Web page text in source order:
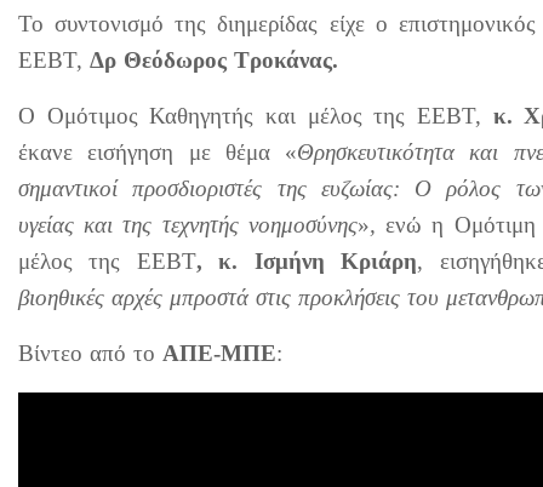
Το συντονισμό της διημερίδας είχε ο
ΕΕΒΤ, Δρ Θεόδωρος Τροκάνας.
Ο Ομότιμος Καθηγητής και μέλος της ΕΕΒΤ, κ.
έκανε εισήγηση με θέμα «Θρησκευτικότητα και
σημαντικοί προσδιοριστές της ευζωίας: Ο ρόλος
υγείας και της τεχνητής νοημοσύνης»,ενώ η Ομότιμη
μέλος της ΕΕΒΤ, κ. Ισμήνη Κριάρη,
βιοηθικές αρχές μπροστά στις προκλήσεις του
Βίντεο από το ΑΠΕ-ΜΠΕ: